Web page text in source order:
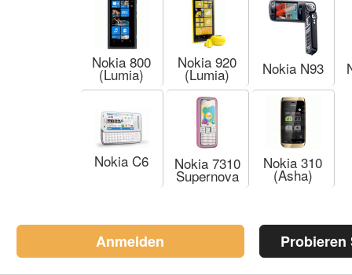
Nokia 800
(Lumia)
Nokia 920
(Lumia) Nokia N93
Nokia C6 Nokia 7310
Supernova
Nokia 310
(Asha)
Anmelden Probieren